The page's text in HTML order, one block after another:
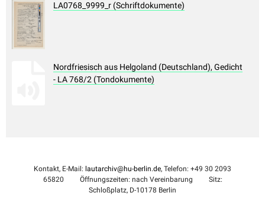
LA0768_9999_r (Schriftdokumente)
Nordfriesisch aus Helgoland (Deutschland), Gedicht
- LA 768/2 (Tondokumente)
Kontakt, E-Mail: lautarchiv@hu-berlin.de, Telefon: +49 30 2093
65820
Öffnungszeiten: nach Vereinbarung
Sitz:
Schloßplatz, D-10178 Berlin